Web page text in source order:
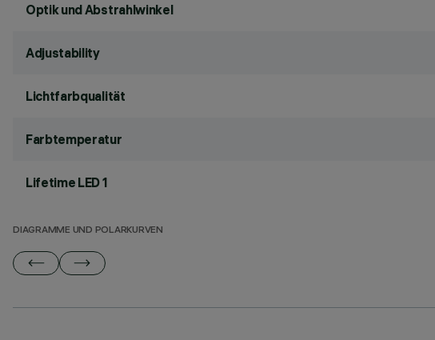
Optik und Abstrahlwinkel
Adjustability
Lichtfarbqualität
Farbtemperatur
Lifetime LED 1
DIAGRAMME UND POLARKURVEN